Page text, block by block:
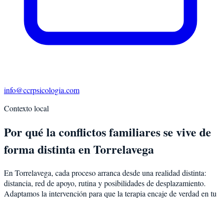
info@ccrpsicologia.com
Contexto local
Por qué la conflictos familiares se vive de
forma distinta en Torrelavega
En Torrelavega, cada proceso arranca desde una realidad distinta:
distancia, red de apoyo, rutina y posibilidades de desplazamiento.
Adaptamos la intervención para que la terapia encaje de verdad en tu